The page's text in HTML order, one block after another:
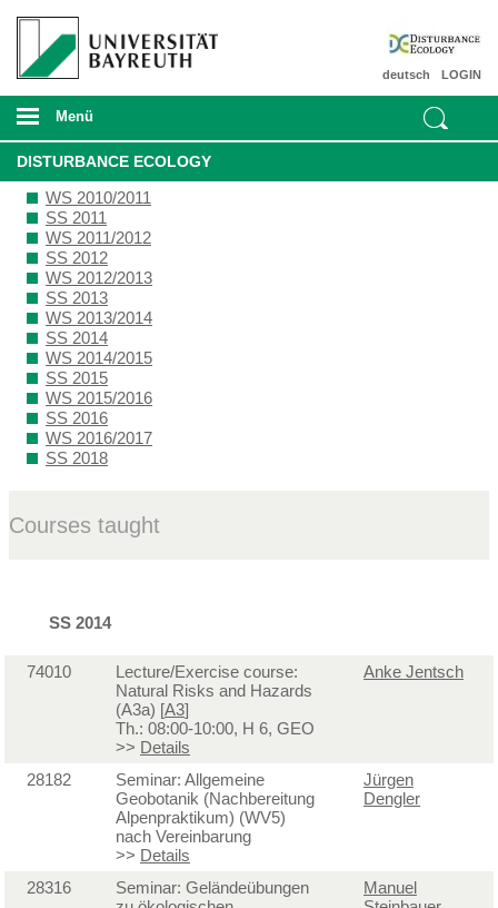
LOGIN
deutsch
Menü
DISTURBANCE ECOLOGY
WS 2010/2011
SS 2011
WS 2011/2012
SS 2012
WS 2012/2013
SS 2013
WS 2013/2014
SS 2014
WS 2014/2015
SS 2015
WS 2015/2016
SS 2016
WS 2016/2017
SS 2018
Courses taught
SS 2014
74010
Lecture/Exercise course:
Natural Risks and Hazards
(A3a) [A3]
Th.: 08:00-10:00, H 6, GEO
>> Details
Anke Jentsch
28182
Seminar: Allgemeine
Geobotanik (Nachbereitung
Alpenpraktikum) (WV5)
nach Vereinbarung
>> Details
Jürgen
Dengler
28316
Seminar: Geländeübungen
Manuel